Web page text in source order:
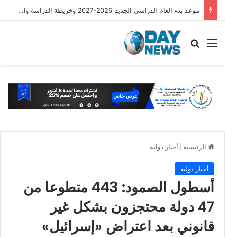
شروط تأشيرة العمرة الجديدة متعددة الدخول لمدة 365 يومًا
القائمة بحث عن
الرئيسية أخبار دولية
أخبار دولية
أسطول الصمود: 443 متطوعا من
47 دولة محتجزون بشكل غير
قانوني بعد اعتراض «إسرائيل»